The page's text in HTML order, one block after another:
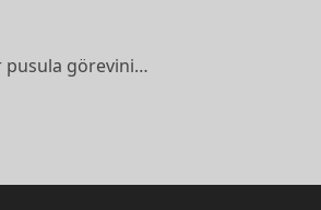
pusula görevini…